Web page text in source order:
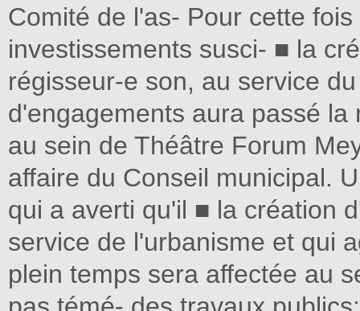
Comité de l'as- Pour cette
investissements susci- ■ la
régisseur-e son, au service
d'engagements aura passé
au sein de Théâtre Forum
affaire du Conseil municipal.
qui a averti qu'il ■ la création
service de l'urbanisme et qui
plein temps sera affectée au